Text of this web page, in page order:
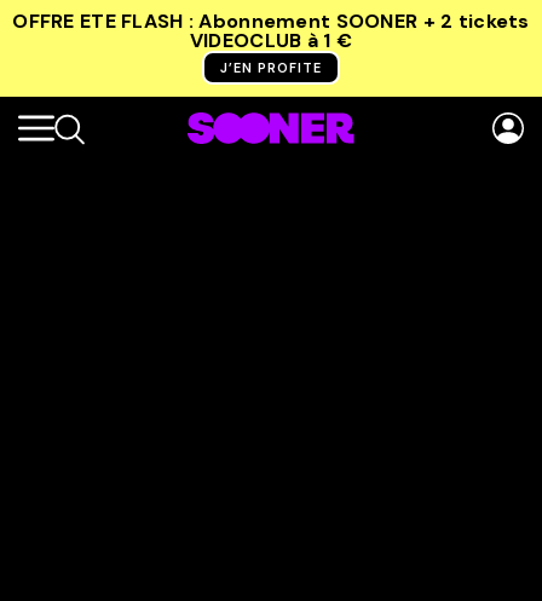
OFFRE ETE FLASH : Abonnement SOONER + 2 tickets
VIDEOCLUB à 1 €
J’EN PROFITE